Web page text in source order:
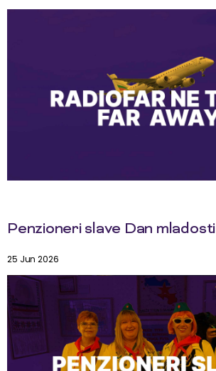
Penzioneri slave Dan mladosti
25 Jun 2026